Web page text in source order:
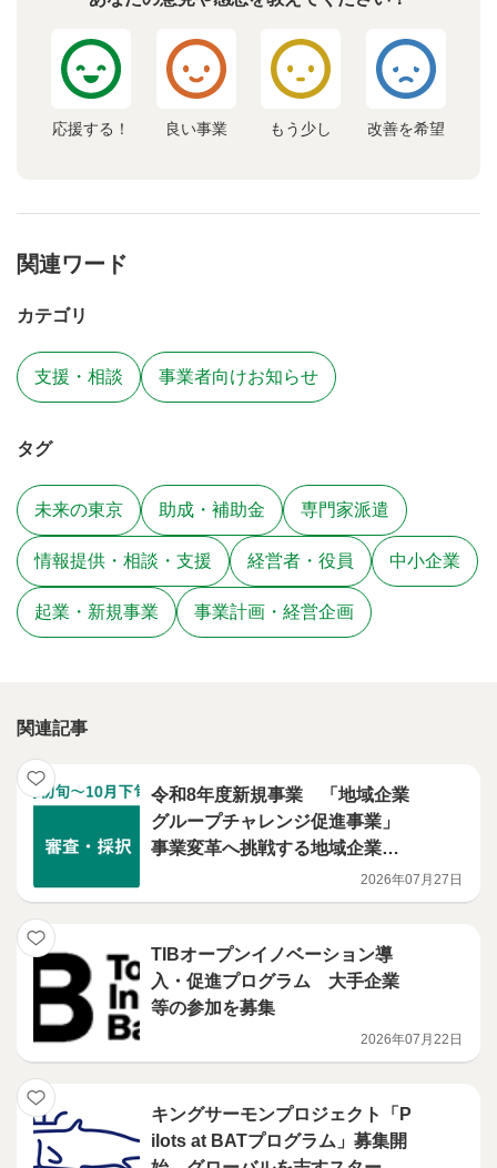
応援する！ 良い事業 もう少し 改善を希望
関連ワード
カテゴリ
支援・相談 事業者向けお知らせ
タグ
未来の東京 助成・補助金 専門家派遣
情報提供・相談・支援 経営者・役員 中小企業
起業・新規事業 事業計画・経営企画
関連記事
令和8年度新規事業 「地域企業
グループチャレンジ促進事業」
事業変革へ挑戦する地域企業グ
2026年07月27日
TIBオープンイノベーション導
入・促進プログラム 大手企業
等の参加を募集
2026年07月22日
キングサーモンプロジェクト「P
ilots at BATプログラム」募集開